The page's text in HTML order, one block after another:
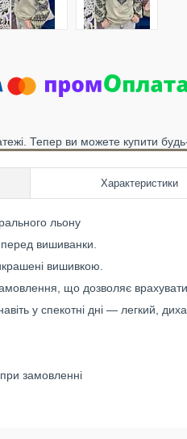
Тепер ви можете купити
Характеристики
льону
вишиванки.
вишивкою.
що дозволяє
у спекотні дні — легкий,
замовленні